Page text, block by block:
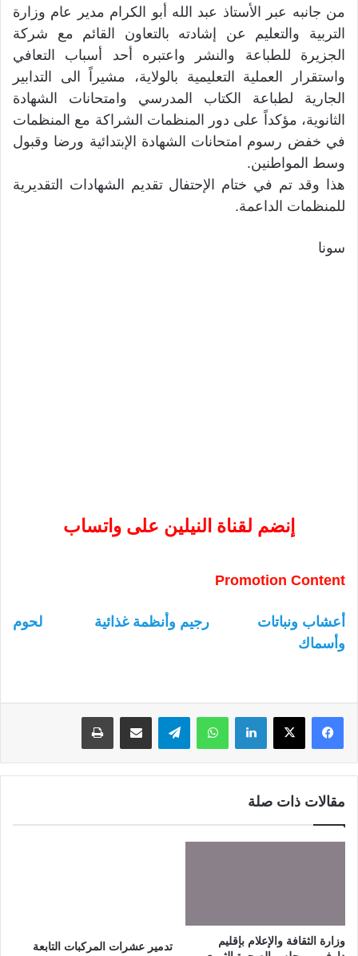
من جانبه عبر الأستاذ عبد الله أبو الكرام مدير عام وزارة
التربية والتعليم عن إشادته بالتعاون القائم مع شركة
الجزيرة للطباعة والنشر واعتبره أحد أسباب التعافي
واستقرار العملية التعليمية بالولاية، مشيراً الى التدابير
الجارية لطباعة الكتاب المدرسي وامتحانات الشهادة
الثانوية، مؤكداً على دور المنظمات الشراكة مع المنظمات
في خفض رسوم امتحانات الشهادة الإبتدائية ورضا وقبول
وسط المواطنين.
هذا وقد تم في ختام الإحتفال تقديم الشهادات التقديرية
للمنظمات الداعمة.
سونا
إنضم لقناة النيلين على واتساب
Promotion Content
أعشاب ونباتات رجيم وأنظمة غذائية
لحوم
وأسماك
لينكدإن واتساب
مقالات ذات صلة
وزارة الثقافة والإعلام بإقليم
تدمير عشرات المركبات التابعة